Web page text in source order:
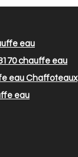
eau
chauffe eau
eau Chaffoteaux
eau